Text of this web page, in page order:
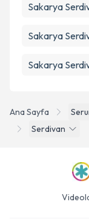
Ana Sayfa
Serdivan
Sakarya
Sakarya
Sakarya